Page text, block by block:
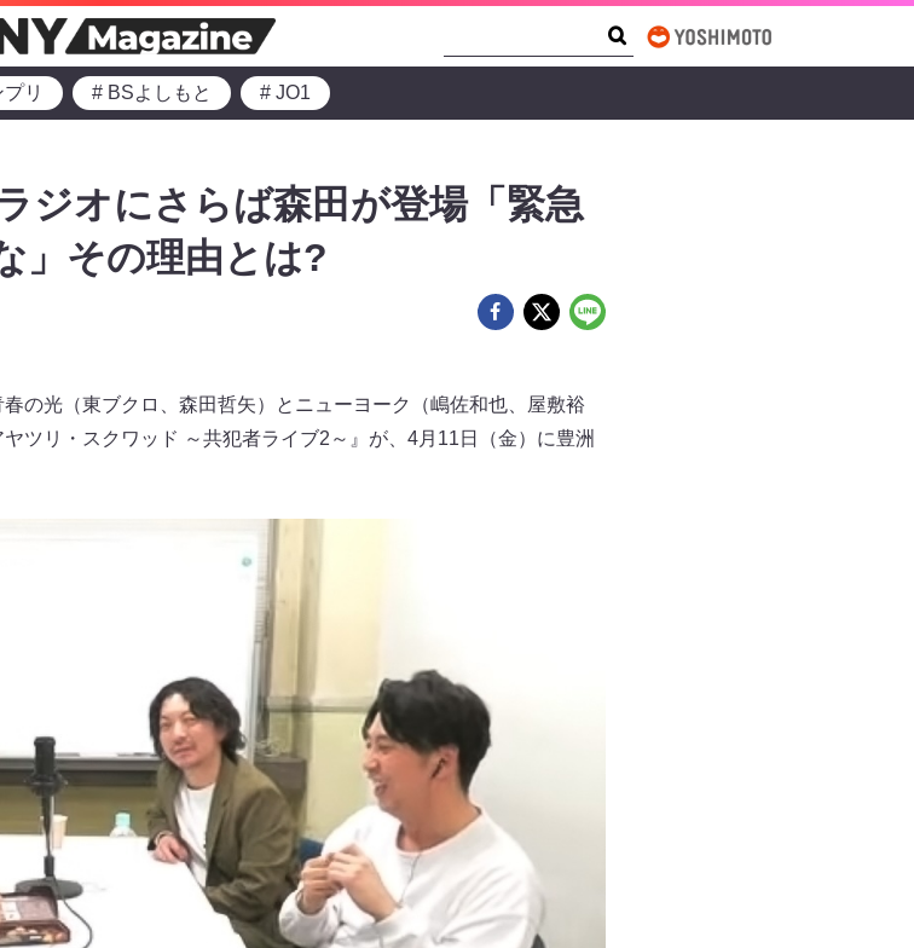
リ # BSよしもと # JO1
ジオにさらば森田が登場「緊急
」その理由とは?
の光（東ブクロ、森田哲矢）とニューヨーク（嶋佐和也、屋敷裕
ツリ・スクワッド ～共犯者ライブ2～』が、4月11日（金）に豊洲